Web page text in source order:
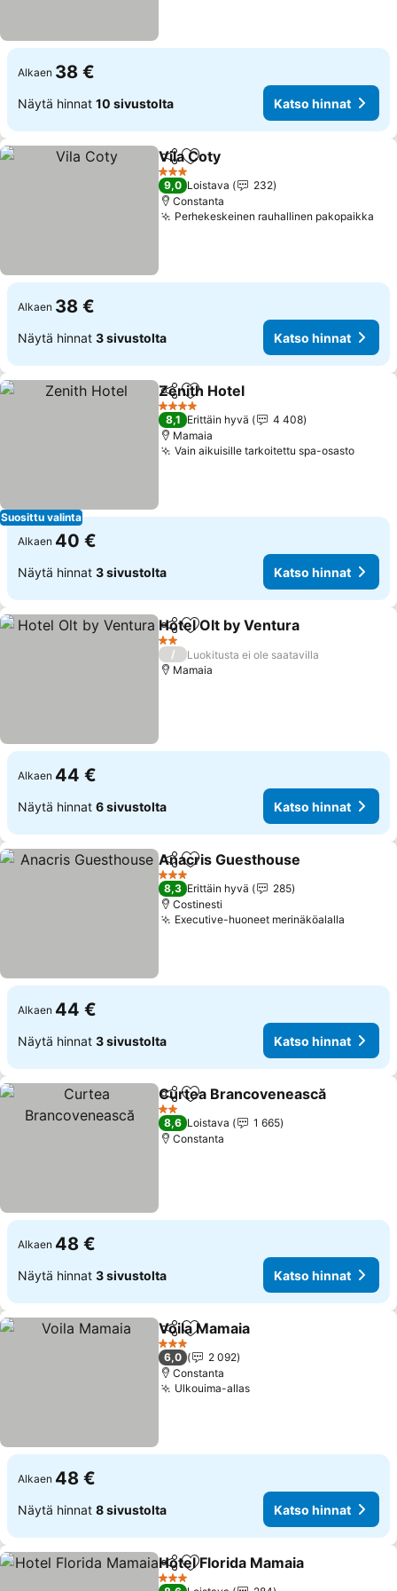
Alkaen 38 €
Näytä hinnat 10 sivustolta Katso hinnat
Jaa Lisää suosikkeihin
Vila Coty
3 Tähtiluokitus
9,0 Loistava
232
Constanta
Perhekeskeinen rauhallinen pakopaikka
Alkaen 38 €
Näytä hinnat 3 sivustolta Katso hinnat
Suosittu valinta
Jaa Lisää suosikkeihin
Zenith Hotel
4 Tähtiluokitus
8,1 Erittäin hyvä
4 408
Mamaia
Vain aikuisille tarkoitettu spa-osasto
Alkaen 40 €
Näytä hinnat 3 sivustolta Katso hinnat
Jaa Lisää suosikkeihin
Hotel Olt by Ventura
2 Tähtiluokitus
/
Luokitusta ei ole saatavilla
Mamaia
Alkaen 44 €
Näytä hinnat 6 sivustolta Katso hinnat
Jaa Lisää suosikkeihin
Anacris Guesthouse
3 Tähtiluokitus
8,3 Erittäin hyvä
285
Costinesti
Executive-huoneet merinäköalalla
Alkaen 44 €
Näytä hinnat 3 sivustolta Katso hinnat
Jaa Lisää suosikkeihin
Curtea Brancovenească
2 Tähtiluokitus
8,6 Loistava
1 665
Constanta
Alkaen 48 €
Näytä hinnat 3 sivustolta Katso hinnat
Jaa Lisää suosikkeihin
Voila Mamaia
3 Tähtiluokitus
6,0
2 092
Constanta
Ulkouima-allas
Alkaen 48 €
Näytä hinnat 8 sivustolta Katso hinnat
Jaa Lisää suosikkeihin
Hotel Florida Mamaia
3 Tähtiluokitus